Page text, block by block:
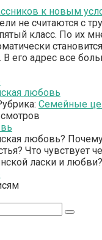
не считаются с
класс. По их
становится
В его адрес все
любовь
Семейные
любовь?
Что чувствует
ласки и любви?